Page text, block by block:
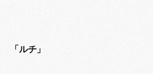
「ルチ」